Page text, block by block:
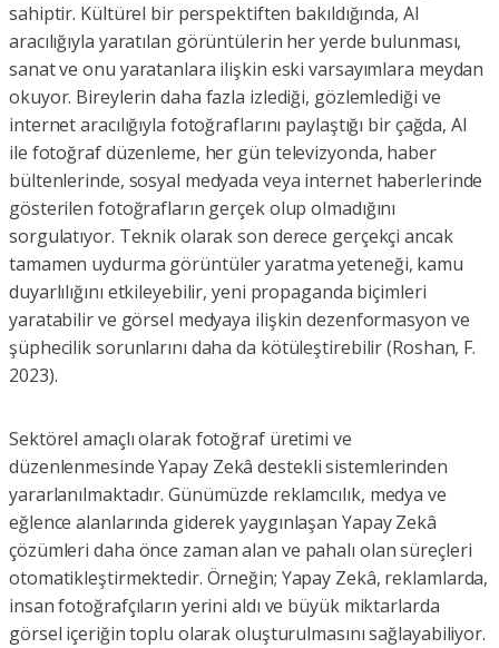
sahiptir. Kültürel bir perspektiften bakıldığında, AI
aracılığıyla yaratılan görüntülerin her yerde bulunması,
sanat ve onu yaratanlara ilişkin eski varsayımlara meydan
okuyor. Bireylerin daha fazla izlediği, gözlemlediği ve
internet aracılığıyla fotoğraflarını paylaştığı bir çağda, AI
ile fotoğraf düzenleme, her gün televizyonda, haber
bültenlerinde, sosyal medyada veya internet haberlerinde
gösterilen fotoğrafların gerçek olup olmadığını
sorgulatıyor. Teknik olarak son derece gerçekçi ancak
tamamen uydurma görüntüler yaratma yeteneği, kamu
duyarlılığını etkileyebilir, yeni propaganda biçimleri
yaratabilir ve görsel medyaya ilişkin dezenformasyon ve
şüphecilik sorunlarını daha da kötüleştirebilir (Roshan, F.
2023).
Sektörel amaçlı olarak fotoğraf üretimi ve
düzenlenmesinde Yapay Zekâ destekli sistemlerinden
yararlanılmaktadır. Günümüzde reklamcılık, medya ve
eğlence alanlarında giderek yaygınlaşan Yapay Zekâ
çözümleri daha önce zaman alan ve pahalı olan süreçleri
otomatikleştirmektedir. Örneğin; Yapay Zekâ, reklamlarda,
insan fotoğrafçıların yerini aldı ve büyük miktarlarda
görsel içeriğin toplu olarak oluşturulmasını sağlayabiliyor.